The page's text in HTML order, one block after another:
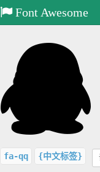
Font Awesome
fa-qq {中文标签}